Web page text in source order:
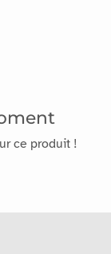
ce produit !